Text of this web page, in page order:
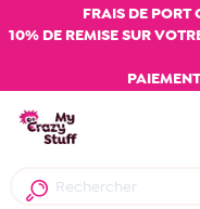
FRAIS DE PORT
10% DE REMISE SUR